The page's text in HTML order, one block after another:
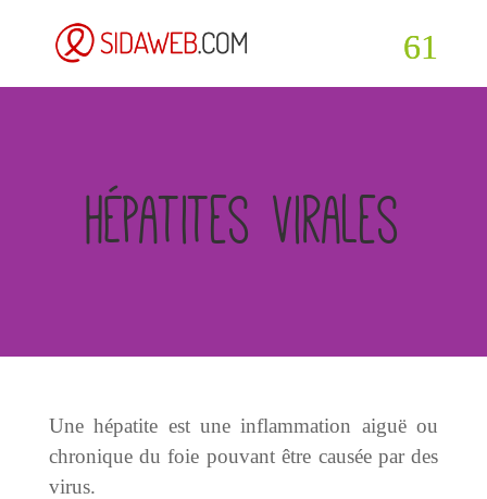
Hépatites virales
Une hépatite est une inflammation aiguë ou
chronique du foie pouvant être causée par des
virus.